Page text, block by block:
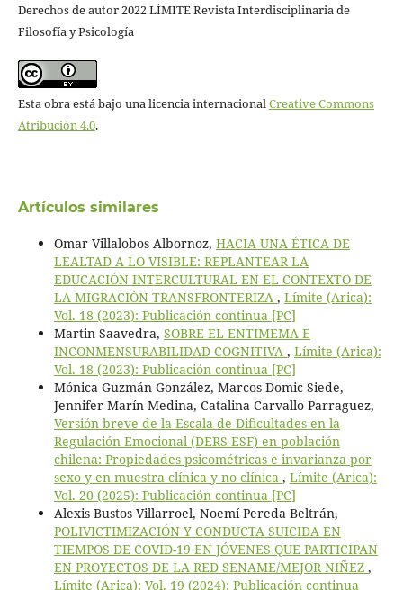
Derechos de autor 2022 LÍMITE Revista Interdisciplinaria de
Filosofía y Psicología
Esta obra está bajo una licencia internacionalCreative Commons
Atribución 4.0.
Artículos similares
Omar Villalobos Albornoz, HACIA UNA ÉTICA DE
LEALTAD A LO VISIBLE: REPLANTEAR LA
EDUCACIÓN INTERCULTURAL EN EL CONTEXTO DE
LA MIGRACIÓN TRANSFRONTERIZA , Límite (Arica):
Vol. 18 (2023): Publicación continua [PC]
Martin Saavedra, SOBRE EL ENTIMEMA E
INCONMENSURABILIDAD COGNITIVA , Límite (Arica):
Vol. 18 (2023): Publicación continua [PC]
Mónica Guzmán González, Marcos Domic Siede,
Jennifer Marín Medina, Catalina Carvallo Parraguez,
Versión breve de la Escala de Dificultades en la
Regulación Emocional (DERS-ESF) en población
chilena: Propiedades psicométricas e invarianza por
sexo y en muestra clínica y no clínica , Límite (Arica):
Vol. 20 (2025): Publicación continua [PC]
Alexis Bustos Villarroel, Noemí Pereda Beltrán,
POLIVICTIMIZACIÓN Y CONDUCTA SUICIDA EN
TIEMPOS DE COVID-19 EN JÓVENES QUE PARTICIPAN
EN PROYECTOS DE LA RED SENAME/MEJOR NIÑEZ ,
Límite (Arica): Vol. 19 (2024): Publicación continua